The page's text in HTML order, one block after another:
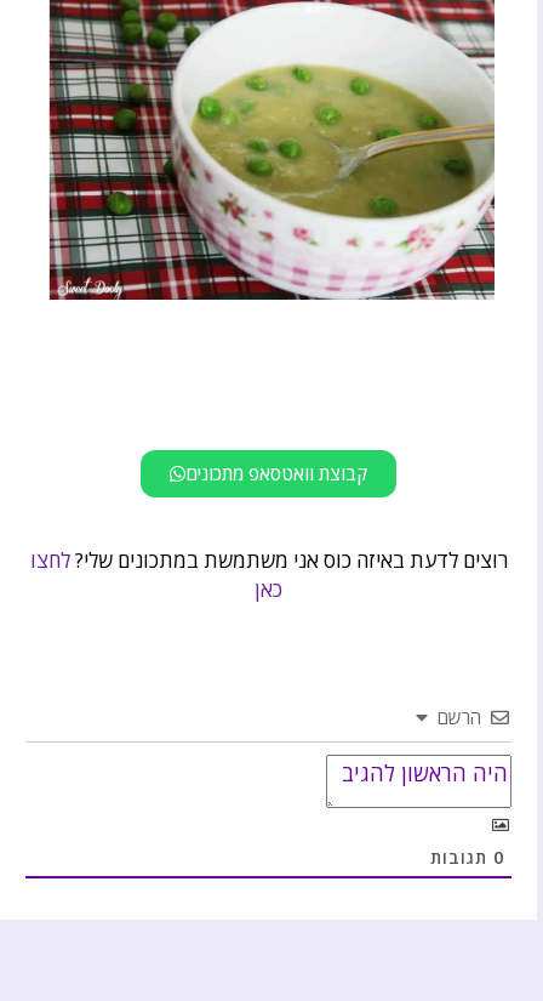
קבוצת וואטסאפ מתכונים
רוצים לדעת באיזה כוס אני משתמשת במתכונים שלי?לחצו
כאן
הרשם
0 תגובות